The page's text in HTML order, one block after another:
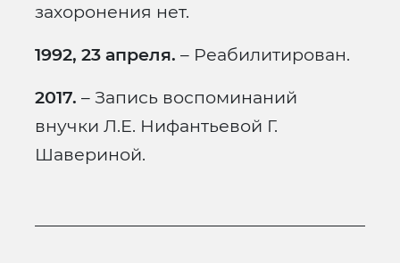
захоронения нет.
1992, 23 апреля. – Реабилитирован.
2017. – Запись воспоминаний
внучки Л.Е. Нифантьевой Г.
Шавериной.